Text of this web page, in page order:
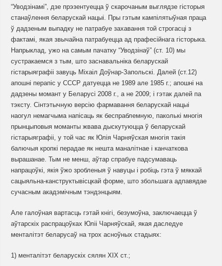
“Уводзінамі”, дзе прэзентуецца ў скарочаным выглядзе гісторыя
станаўлення беларускай нацыі. Пры гэтым кампілятыўная праца
ў дадзеным выпадку не патрабуе захавання той строгасці з
фактамі, якая звычайна патрабуецца ад прафесійнага гісторыка.
Напрыклад, ужо на самым пачатку “Уводзінаў” (ст. 10) мы
сустракаемся з тым, што заснавальніка беларускай
гістарыяграфіі завуць Міхаіл Доўнар-Запольскі. Далей (ст.12)
апошні перапіс у СССР датуецца не 1989 але 1985 г.; апошні на
дадзены момант у Беларусі 2008 г., а не 2009; і гэтак далей па
тэксту. Сінтэтычную версію фармавання беларускай нацыі
наогул немагчыма напісаць як беспраблемную, паколькі многія
прынцыповыя моманты жвава дыскутуюцца ў беларускай
гістарыяграфіі, у той час як Юлія Чарняўская многія такія
балючыя кропкі перадае як нешта маналітнае і канчаткова
вырашанае. Тым не менш, аўтар спрабуе падсумаваць
напрацоўкі, якія ўжо зробленыя ў навуцы і робіць гэта ў мяккай
сацыяльна-канструктывісцкай форме, што збольшага адпавядае
сучасным акадэмічным тэндэнцыям.
Але галоўная вартасць гэтай кнігі, безумоўна, заключаецца ў
аўтарскіх распрацоўках Юліі Чарняўскай, якая даследуе
менталітэт беларусаў на трох асноўных стадыях:
1) менталітэт беларускіх сялян XIX ст.;